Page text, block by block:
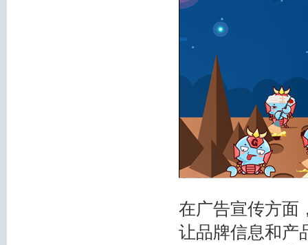
在广告宣传方面
让品牌信息和产